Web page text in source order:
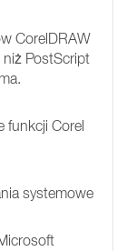
CorelDRAW
niż PostScript
funkcji Corel
systemowe